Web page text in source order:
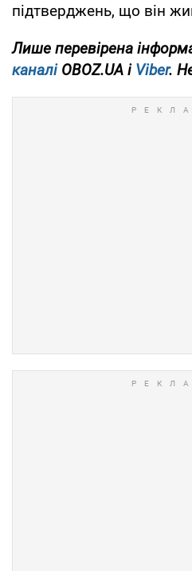
підтверджень, що він
Лише перевірена
каналіOBOZ.UA і Viber.